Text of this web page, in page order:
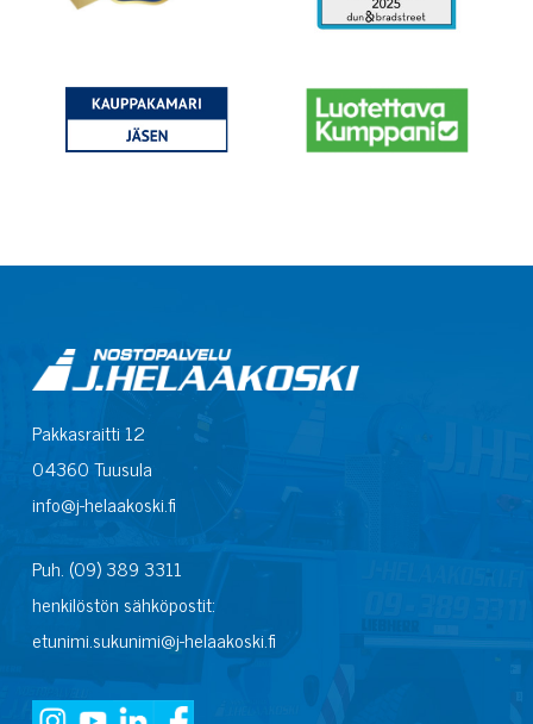
Pakkasraitti 12
04360 Tuusula
info@j-helaakoski.fi
Puh. (09) 389 3311
henkilöstön sähköpostit:
etunimi.sukunimi@j-helaakoski.fi